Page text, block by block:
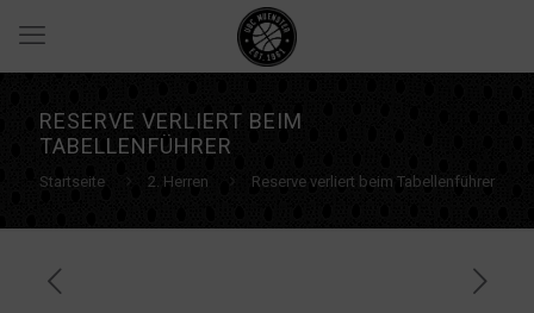
RESERVE VERLIERT BEIM
TABELLENFÜHRER
Startseite 2. Herren Reserve verliert beim Tabellenführer